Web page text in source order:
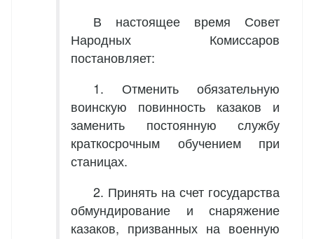
В настоящее время Совет
Народных Комиссаров
постановляет:
1. Отменить обязательную
воинскую повинность казаков и
заменить постоянную службу
краткосрочным обучением при
станицах.
2. Принять на счет государства
обмундирование и снаряжение
казаков, призванных на военную